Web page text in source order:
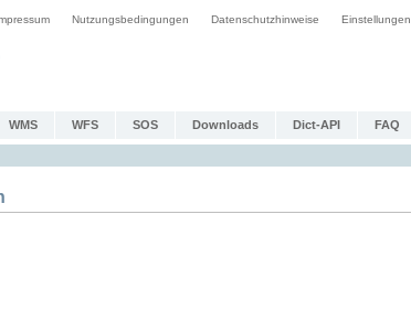
Nutzungsbedingungen Datenschutzhinweise Einstellungen
WMS WFS SOS Downloads Dict-API FAQ